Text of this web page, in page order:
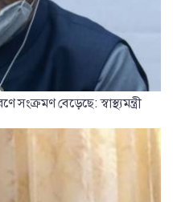
বেড়েছে: স্বাস্থ্যমন্ত্রী